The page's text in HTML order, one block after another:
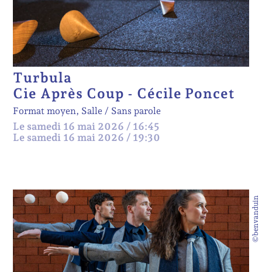
Turbula
Cie Après Coup - Cécile Poncet
Format moyen, Salle Sans parole
Le samedi 16 mai 2026 / 16:45
Le samedi 16 mai 2026 / 19:30
©benvanduin